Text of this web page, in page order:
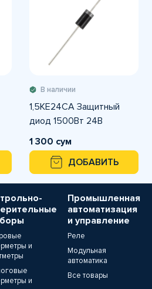
В наличии
1,5KE24CA Защитный
диод 1500Вт 24В
1 300 сум
ДОБАВИТЬ
и
и
Промышленная
автоматизация
и управление
Реле
Модульная
автоматика
Все товары